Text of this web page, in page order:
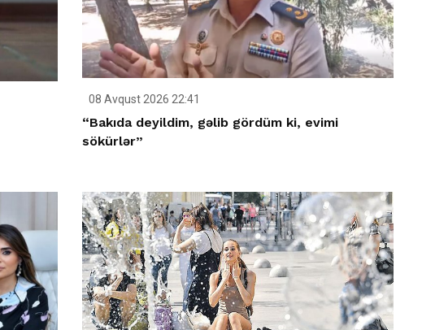
08 Avqust 2026 22:41
“Bakıda deyildim, gəlib gördüm ki, evimi
sökürlər”